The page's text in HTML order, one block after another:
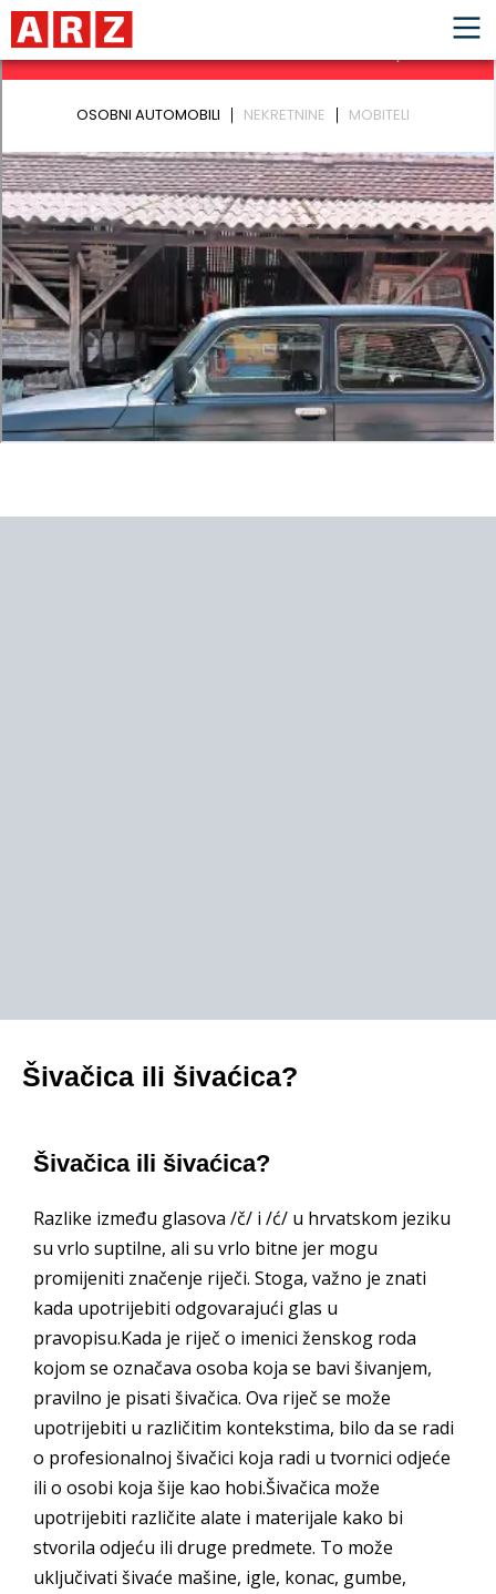
Šivačica ili šivaćica?
Šivačica ili šivaćica?
Razlike između glasova /č/ i /ć/ u hrvatskom jeziku
su vrlo suptilne, ali su vrlo bitne jer mogu
promijeniti značenje riječi. Stoga, važno je znati
kada upotrijebiti odgovarajući glas u
pravopisu.Kada je riječ o imenici ženskog roda
kojom se označava osoba koja se bavi šivanjem,
pravilno je pisati šivačica. Ova riječ se može
upotrijebiti u različitim kontekstima, bilo da se radi
o profesionalnoj šivačici koja radi u tvornici odjeće
ili o osobi koja šije kao hobi.Šivačica može
upotrijebiti različite alate i materijale kako bi
stvorila odjeću ili druge predmete. To može
uključivati šivaće mašine, igle, konac, gumbe,